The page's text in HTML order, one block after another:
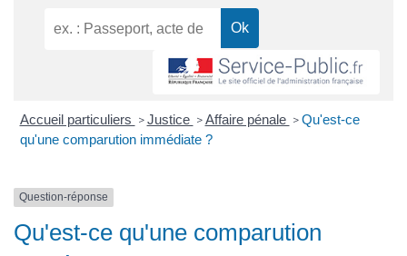
Accueil particuliers > Justice > Affaire pénale > Qu'est-ce
qu'une comparution immédiate ?
Question-réponse
Qu'est-ce qu'une comparution